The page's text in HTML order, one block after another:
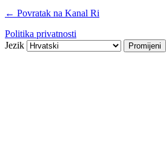
← Povratak na Kanal Ri
Politika privatnosti
Jezik